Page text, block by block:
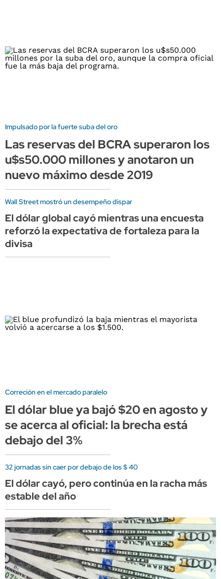
Impulsado por la fuerte suba del oro
Las reservas del BCRA superaron los
u$s50.000 millones y anotaron un
nuevo máximo desde 2019
Wall Street mostró un desempeño dispar
El dólar global cayó mientras una encuesta
reforzó la expectativa de fortaleza para la
divisa
Correción en el mercado paralelo
El dólar blue ya bajó $20 en agosto y
se acerca al oficial: la brecha está
debajo del 3%
32 jornadas sin caer por debajo de los $ 40
El dólar cayó, pero continúa en la racha más
estable del año